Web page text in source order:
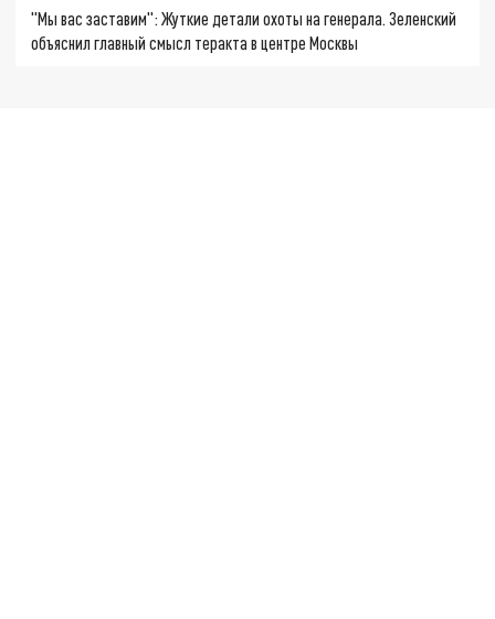
"Мы вас заставим": Жуткие детали охоты на генерала. Зеленский
объяснил главный смысл теракта в центре Москвы